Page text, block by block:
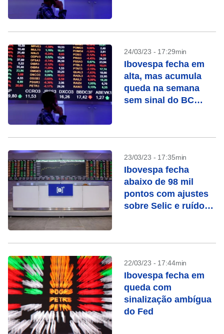
24/03/23 - 17:29min
Ibovespa fecha em
alta, mas acumula
queda na semana
sem sinal do BC
23/03/23 - 17:35min
Ibovespa fecha
abaixo de 98 mil
pontos com ajustes
sobre Selic e ruído
22/03/23 - 17:44min
Ibovespa fecha em
queda com
sinalização ambígua
do Fed